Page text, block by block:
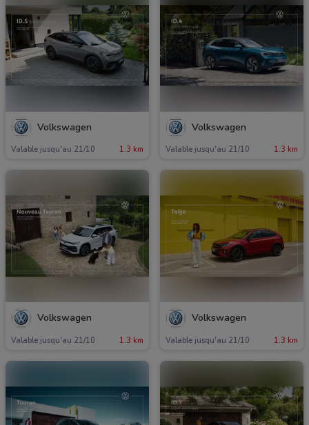
Volkswagen
Valable jusqu'au 21/10 1.3 km
Volkswagen
Valable jusqu'au 21/10 1.3 km
Volkswagen
Valable jusqu'au 21/10 1.3 km
Volkswagen
Valable jusqu'au 21/10 1.3 km